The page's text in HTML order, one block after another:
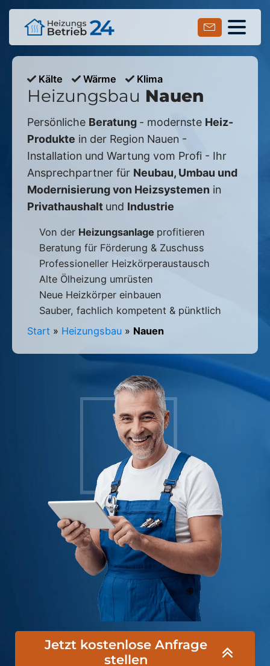
Kälte Wärme Klima
Heizungsbau Nauen
Persönliche Beratung - modernste Heiz-
Produkte in der Region Nauen -
Installation und Wartung vom Profi - Ihr
Ansprechpartner für Neubau, Umbau und
Modernisierung von Heizsystemen in
Privathaushalt und Industrie
Von der Heizungsanlage profitieren
Beratung für Förderung & Zuschuss
Professioneller Heizkörperaustausch
Alte Ölheizung umrüsten
Neue Heizkörper einbauen
Sauber, fachlich kompetent & pünktlich
Start » Heizungsbau » Nauen
Jetzt kostenlose Anfrage
stellen